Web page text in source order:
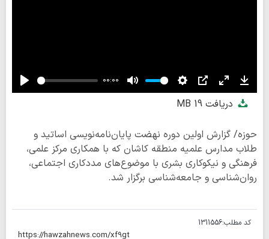
Play
00:00
Mute Settings
PIP Enter
fullscreenدریافت19 MB
حوزه/ گزارش اولین دوره‌ نهضت پایان‌نامه‌نویسی اساتید و
طلاب مدارس علمیه منطقه کاشان که با همکاری مرکز علمی،
فرهنگی و نیکوکاری بشری با موضوع‌های مددکاری اجتماعی،
روان‌شناسی و جامعه‌شناسی برگزار شد.
کد مطلب:1311556